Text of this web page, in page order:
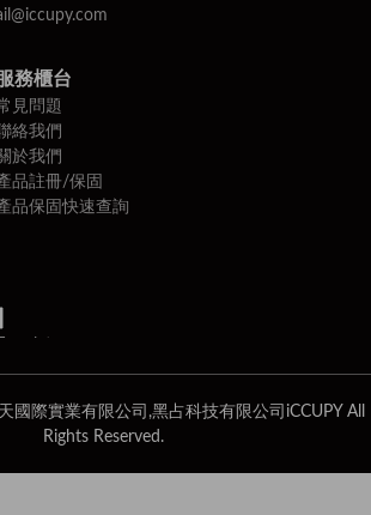
服務櫃台
見問題
絡我們
於我們
品註冊/保固
品保固快速查詢
際實業有限公司,黑占科技有限公司iCCUPY All
Rights Reserved.